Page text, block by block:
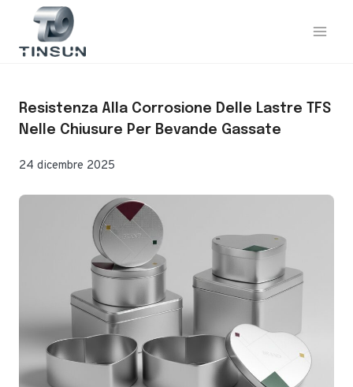
contenuto
Resistenza Alla Corrosione Delle Lastre TFS
Nelle Chiusure Per Bevande Gassate
24 dicembre 2025